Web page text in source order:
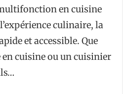
en cuisine
culinaire, la
et accessible. Que
en cuisine ou un cuisinier